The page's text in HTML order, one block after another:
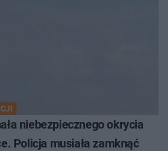
niebezpiecznego okrycia
Policja musiała zamknąć